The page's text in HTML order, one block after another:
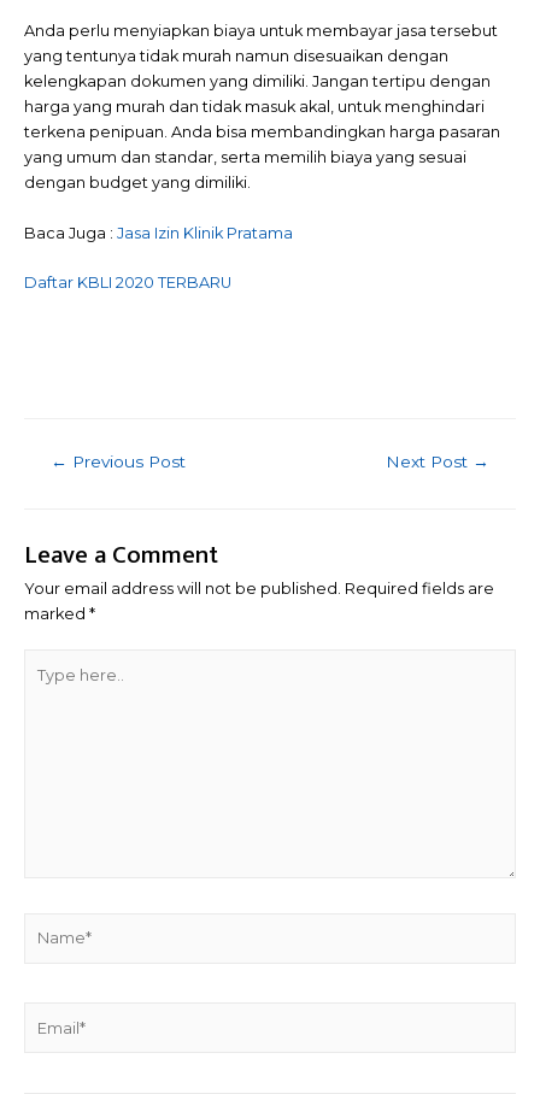
Anda perlu menyiapkan biaya untuk membayar jasa tersebut
yang tentunya tidak murah namun disesuaikan dengan
kelengkapan dokumen yang dimiliki. Jangan tertipu dengan
harga yang murah dan tidak masuk akal, untuk menghindari
terkena penipuan. Anda bisa membandingkan harga pasaran
yang umum dan standar, serta memilih biaya yang sesuai
dengan budget yang dimiliki.
Baca Juga : Jasa Izin Klinik Pratama
Daftar KBLI 2020 TERBARU
← Previous Post Next Post →
Leave a Comment
Your email address will not be published. Required fields are
marked *